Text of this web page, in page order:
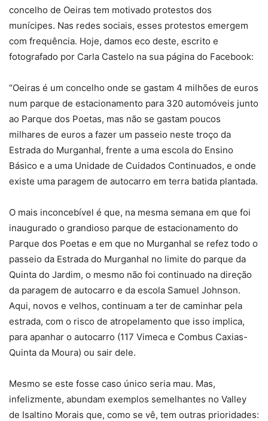
concelho de Oeiras tem motivado protestos dos
munícipes. Nas redes sociais, esses protestos emergem
com frequência. Hoje, damos eco deste, escrito e
fotografado por Carla Castelo na sua página do Facebook:
“Oeiras é um concelho onde se gastam 4 milhões de euros
num parque de estacionamento para 320 automóveis junto
ao Parque dos Poetas, mas não se gastam poucos
milhares de euros a fazer um passeio neste troço da
Estrada do Murganhal, frente a uma escola do Ensino
Básico e a uma Unidade de Cuidados Continuados, e onde
existe uma paragem de autocarro em terra batida plantada.
O mais inconcebível é que, na mesma semana em que foi
inaugurado o grandioso parque de estacionamento do
Parque dos Poetas e em que no Murganhal se refez todo o
passeio da Estrada do Murganhal no limite do parque da
Quinta do Jardim, o mesmo não foi continuado na direção
da paragem de autocarro e da escola Samuel Johnson.
Aqui, novos e velhos, continuam a ter de caminhar pela
estrada, com o risco de atropelamento que isso implica,
para apanhar o autocarro (117 Vimeca e Combus Caxias-
Quinta da Moura) ou sair dele.
Mesmo se este fosse caso único seria mau. Mas,
infelizmente, abundam exemplos semelhantes no Valley
de Isaltino Morais que, como se vê, tem outras prioridades: